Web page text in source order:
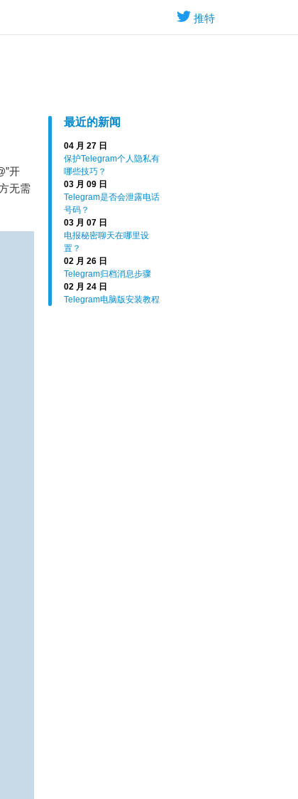
推特
最近的新闻
04 月 27 日
保护Telegram个人隐私有
哪些技巧？
03 月 09 日
Telegram是否会泄露电话
号码？
03 月 07 日
电报秘密聊天在哪里设
置？
02 月 26 日
Telegram归档消息步骤
02 月 24 日
Telegram电脑版安装教程
开
无需